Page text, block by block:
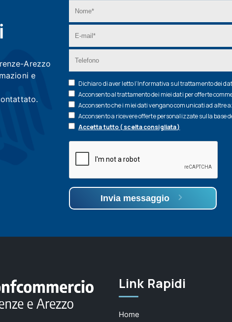
Arezzo
e
Dichiaro di aver letto l’Informativa sul trattamento dei
Acconsento al trattamento dei miei dati per offerte
Acconsento che i miei dati vengano comunicati ad altre
Acconsento a ricevere offerte personalizzate sulla base
Accetta tutto ( scelta consigliata )
Invia messaggio
Link Rapidi
Home